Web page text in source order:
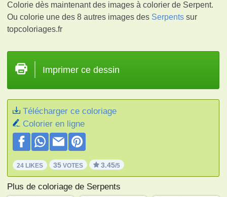
Colorie dès maintenant des images à colorier de Serpent.
Ou colorie une des 8 autres images des Serpents sur
topcoloriages.fr
Imprimer ce dessin
Télécharger ce coloriage
Colorier en ligne
24 LIKES 35 VOTES 3.45/5
Plus de coloriage de Serpents